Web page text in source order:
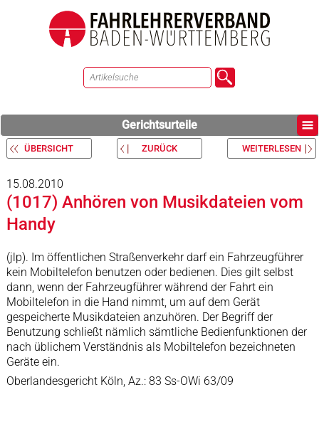
Gerichtsurteile
ÜBERSICHT ZURÜCK WEITERLESEN
15.08.2010
(1017) Anhören von Musikdateien vom
Handy
(jlp). Im öffentlichen Straßenverkehr darf ein Fahrzeugführer
kein Mobiltelefon benutzen oder bedienen. Dies gilt selbst
dann, wenn der Fahrzeugführer während der Fahrt ein
Mobiltelefon in die Hand nimmt, um auf dem Gerät
gespeicherte Musikdateien anzuhören. Der Begriff der
Benutzung schließt nämlich sämtliche Bedienfunktionen der
nach üblichem Verständnis als Mobiltelefon bezeichneten
Geräte ein.
Oberlandesgericht Köln, Az.: 83 Ss-OWi 63/09